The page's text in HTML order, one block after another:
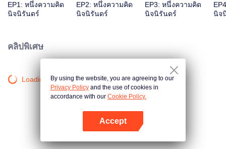
EP1: หนึ่งความคิด
นิจนิรันดร์
EP2: หนึ่งความคิด
นิจนิรันดร์
EP3: หนึ่งความคิด
นิจนิรันดร์
นิจ
คลิปพิเศษ
Loading…By using the website, you are agreeing to our
Privacy Policy and the use of cookies in
accordance with our Cookie Policy.
Accept